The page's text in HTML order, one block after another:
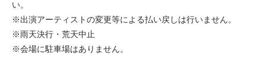
い。
※出演アーティストの変更等による払い戻しは行いません。
※雨天決行・荒天中止
※会場に駐車場はありません。